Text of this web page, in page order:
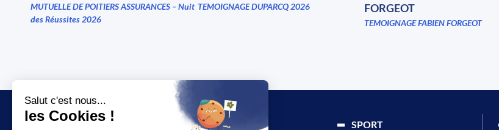
MUTUELLE DE POITIERS ASSURANCES – Nuit
des Réussites 2026
TEMOIGNAGE DUPARCQ 2026
FORGEOT
TEMOIGNAGE FABIEN FORGEOT
JT SPORT